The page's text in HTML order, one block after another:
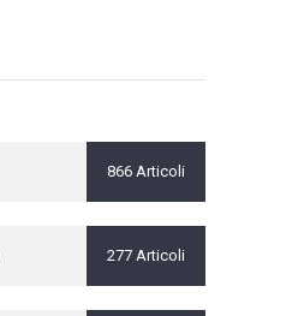
866 Articoli
277 Articoli